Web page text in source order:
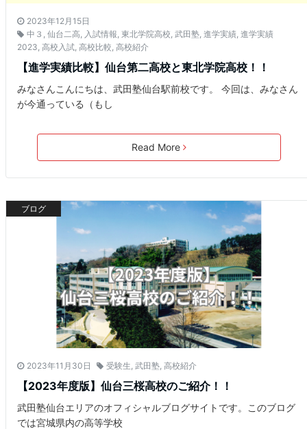
2023年12月15日
中３ 仙台二高 入試情報 東北学院高校 武田塾 進学実績 進学実績
2023 高校入試 高校比較 高校紹介
【進学実績比較】仙台第二高校と東北学院高校！！
みなさんこんにちは、武田塾仙台駅前校です。 今回は、みなさん
が今通っている（もし
Read More
ブログ
2023年11月30日 受験生 武田塾 高校紹介
【2023年度版】仙台三桜高校のご紹介！！
武田塾仙台エリアのオフィシャルブログサイトです。このブログ
では宮城県内の高等学校